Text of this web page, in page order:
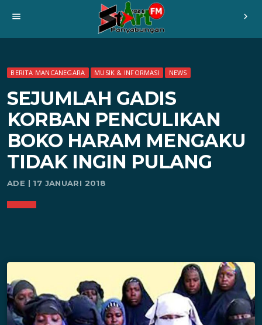
menu chevron_right
BERITA MANCANEGARA MUSIK & INFORMASI NEWS
SEJUMLAH GADIS
KORBAN PENCULIKAN
BOKO HARAM MENGAKU
TIDAK INGIN PULANG
ADE | 17 JANUARI 2018